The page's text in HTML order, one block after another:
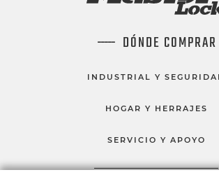
DÓNDE COMPRAR
INDUSTRIAL Y
HOGAR Y HERRAJES
SERVICIO Y APOYO